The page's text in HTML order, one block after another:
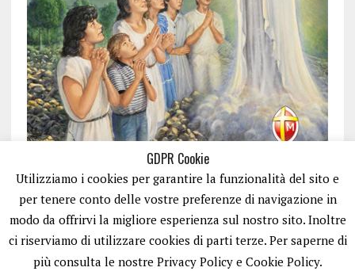
ISCRIVITI
GDPR Cookie
Utilizziamo i cookies per garantire la funzionalità del sito e
per tenere conto delle vostre preferenze di navigazione in
modo da offrirvi la migliore esperienza sul nostro sito. Inoltre
ci riserviamo di utilizzare cookies di parti terze. Per saperne di
più consulta le nostre Privacy Policy e Cookie Policy.